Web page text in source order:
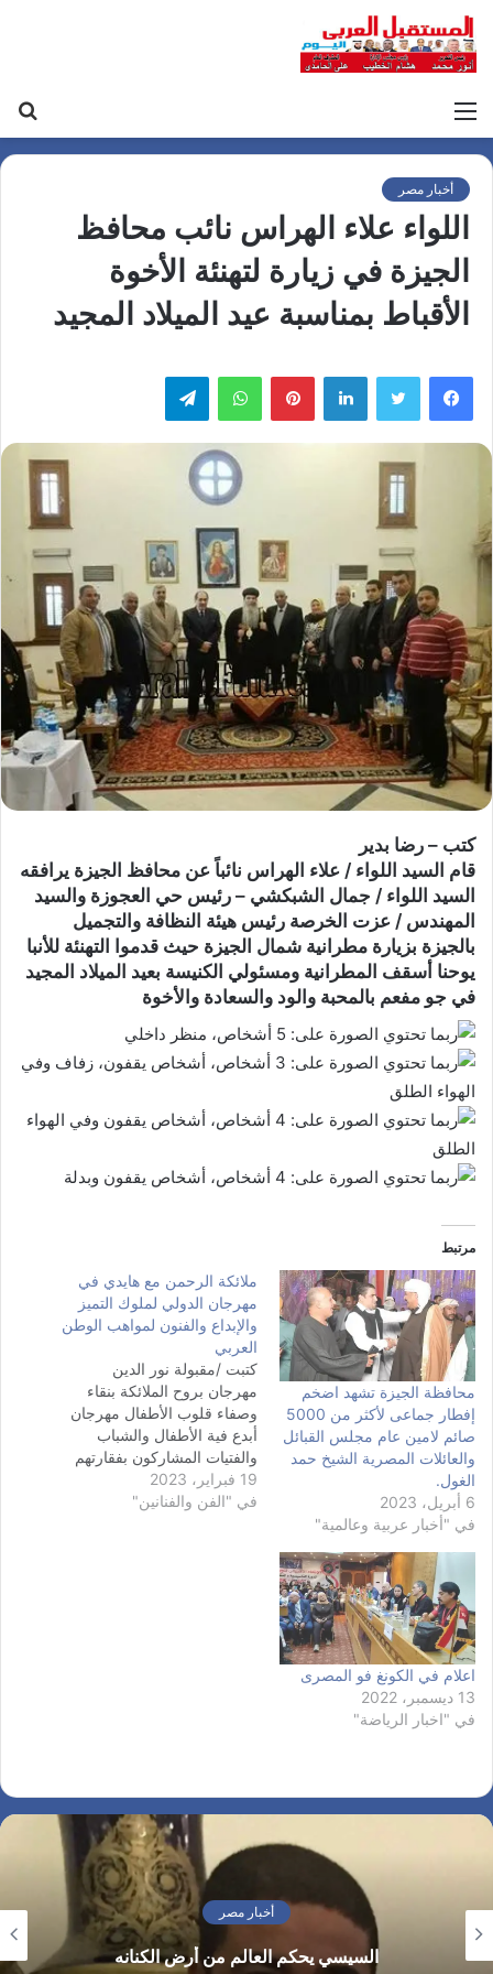
أخبار مصر
اللواء علاء الهراس نائب محافظ
الجيزة في زيارة لتهنئة الأخوة
الأقباط بمناسبة عيد الميلاد المجيد
لينكدإن بينتيريست واتساب
كتب – رضا بدير
قام السيد اللواء / علاء الهراس نائباً عن محافظ الجيزة يرافقه
السيد اللواء / جمال الشبكشي – رئيس حي العجوزة والسيد
المهندس / عزت الخرصة رئيس هيئة النظافة والتجميل
بالجيزة بزيارة مطرانية شمال الجيزة حيث قدموا التهنئة للأنبا
يوحنا أسقف المطرانية ومسئولي الكنيسة بعيد الميلاد المجيد
في جو مفعم بالمحبة والود والسعادة والأخوة
مرتبط
محافظة الجيزة تشهد اضخم
إفطار جماعى لأكثر من 5000
صائم لامين عام مجلس القبائل
والعائلات المصرية الشيخ حمد
الغول.
6 أبريل، 2023
في "أخبار عربية وعالمية"
ملائكة الرحمن مع هايدي في
مهرجان الدولي لملوك التميز
والإبداع والفنون لمواهب الوطن
العربي
كتبت /مقبولة نور الدين
مهرجان بروح الملائكة بنقاء
وصفاء قلوب الأطفال مهرجان
أبدع فية الأطفال والشباب
والفتيات المشاركون بفقارتهم
الفنية والشعرية والمسرحية
.حقا إبداع وتميز شاهدناه
19 فبراير، 2023
في "الفن والفنانين"
اعلام في الكونغ فو المصرى
13 ديسمبر، 2022
في "اخبار الرياضة"
أخبار مصر
السيسي يحكم العالم من أرض الكنانه